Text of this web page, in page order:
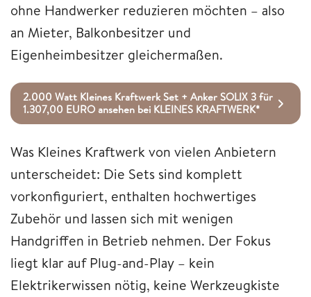
ohne Handwerker reduzieren möchten – also
an Mieter, Balkonbesitzer und
Eigenheimbesitzer gleichermaßen.
2.000 Watt Kleines Kraftwerk Set + Anker SOLIX 3 für
1.307,00 EURO ansehen bei KLEINES KRAFTWERK*
Was Kleines Kraftwerk von vielen Anbietern
unterscheidet: Die Sets sind komplett
vorkonfiguriert, enthalten hochwertiges
Zubehör und lassen sich mit wenigen
Handgriffen in Betrieb nehmen. Der Fokus
liegt klar auf Plug-and-Play – kein
Elektrikerwissen nötig, keine Werkzeugkiste